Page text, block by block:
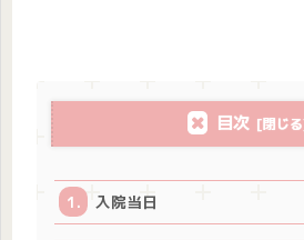
目次
入院当日